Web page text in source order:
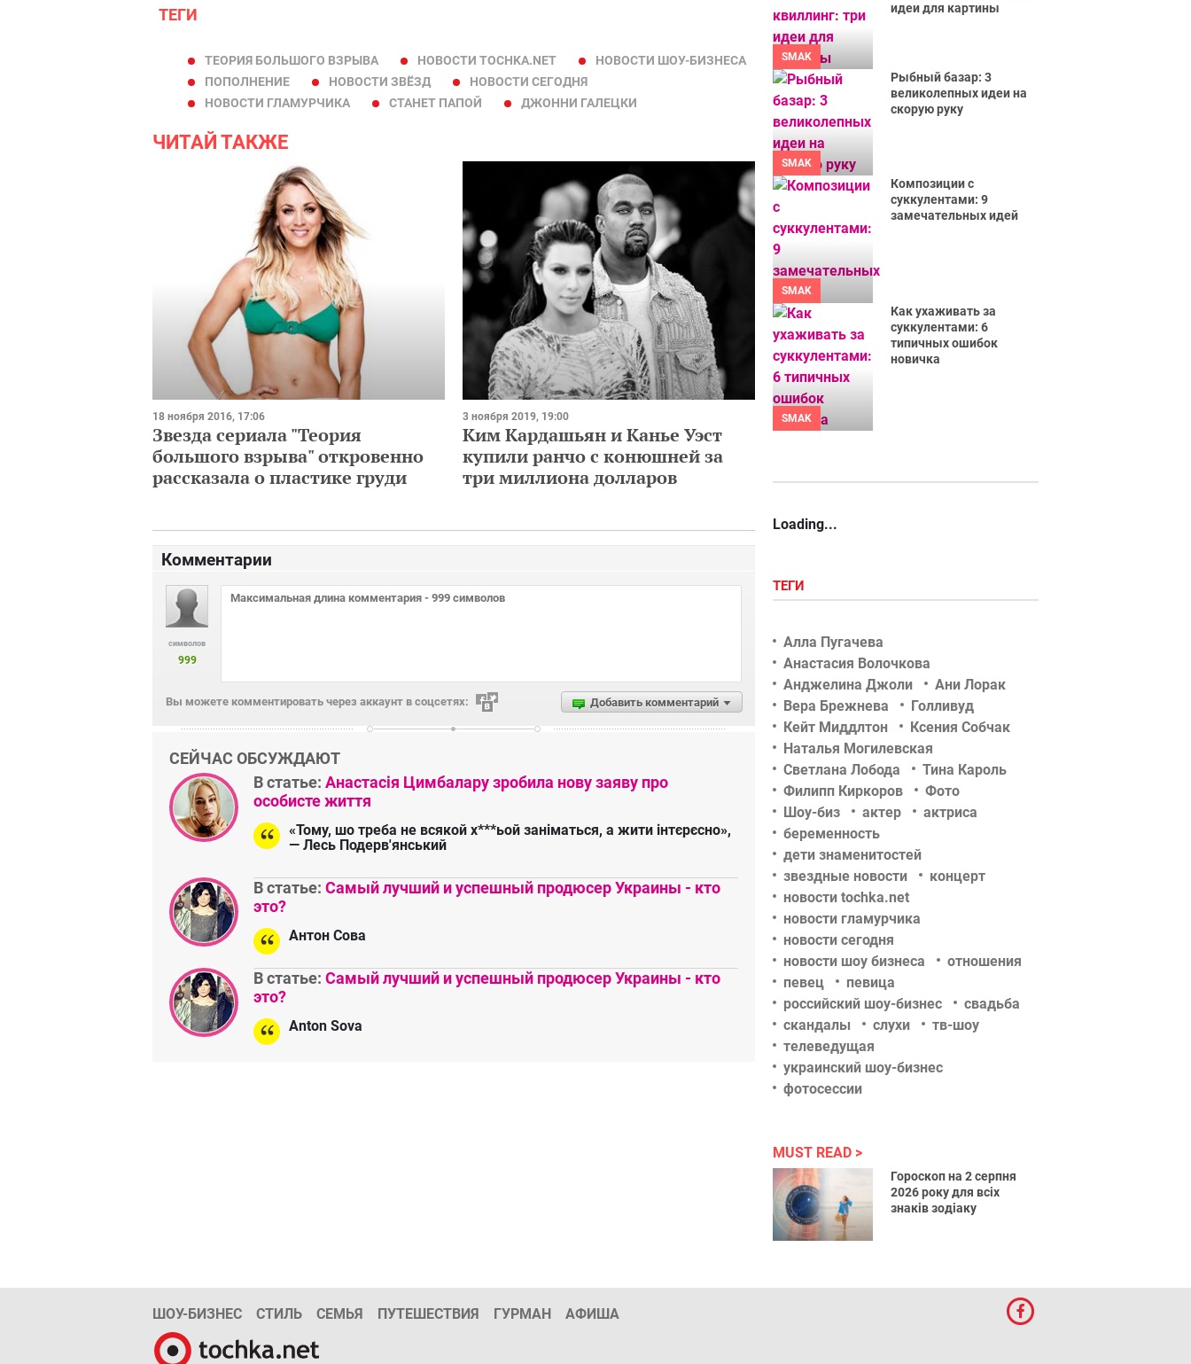
ТЕГИ
ТЕОРИЯ БОЛЬШОГО ВЗРЫВА НОВОСТИ TOCHKA.NET
НОВОСТИ ШОУ-БИЗНЕСА
ПОПОЛНЕНИЕ
НОВОСТИ ЗВЁЗД
НОВОСТИ СЕГОДНЯ
НОВОСТИ ГЛАМУРЧИКА
СТАНЕТ ПАПОЙ ДЖОННИ ГАЛЕЦКИ
ЧИТАЙ ТАКЖЕ
18 ноября 2016, 17:06
Звезда сериала "Теория
большого взрыва" откровенно
рассказала о пластике груди
3 ноября 2019, 19:00
Ким Кардашьян и Канье Уэст
купили ранчо с конюшней за
три миллиона долларов
Комментарии
символов
999
Добавить комментарий
Вы можете комментировать через аккаунт в соцсетях:
СЕЙЧАС ОБСУЖДАЮТ
В статье: Анастасія Цимбалару зробила нову заяву про
особисте життя
«Тому, шо треба не всякой х***ьой заніматься, а жити інтєрєсно»,
— Лесь Подерв'янський
В статье: Самый лучший и успешный продюсер Украины - кто
это?
Антон Сова
В статье: Самый лучший и успешный продюсер Украины - кто
это?
Anton Sova
SMAK
идеи для картины
SMAK
Рыбный базар: 3
великолепных идеи на
скорую руку
SMAK
Композиции с
суккулентами: 9
замечательных идей
SMAK
Как ухаживать за
суккулентами: 6
типичных ошибок
новичка
Loading...
ТЕГИ
Алла Пугачева
Анастасия Волочкова
Анджелина Джоли
Ани Лорак
Вера Брежнева
Голливуд
Кейт Миддлтон
Ксения Собчак
Наталья Могилевская
Светлана Лобода
Тина Кароль
Филипп Киркоров
Фото
Шоу-биз
актер
актриса
беременность
дети знаменитостей
звездные новости
концерт
новости tochka.net
новости гламурчика
новости сегодня
новости шоу бизнеса
отношения
певец
певица
российский шоу-бизнес
свадьба
скандалы
слухи
тв-шоу
телеведущая
украинский шоу-бизнес
фотосессии
MUST READ
Гороскоп на 2 серпня
2026 року для всіх
знаків зодіаку
ШОУ-БИЗНЕС СТИЛЬ СЕМЬЯ ПУТЕШЕСТВИЯ ГУРМАН АФИША